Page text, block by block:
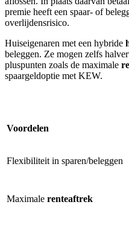
premie heeft een spaar- of
overlijdensrisico.
Huiseigenaren met een hybride
beleggen. Ze mogen zelfs
pluspunten zoals de maximale
spaargeldoptie met KEW.
Voordelen
Flexibiliteit in sparen/beleggen
Maximale renteaftrek